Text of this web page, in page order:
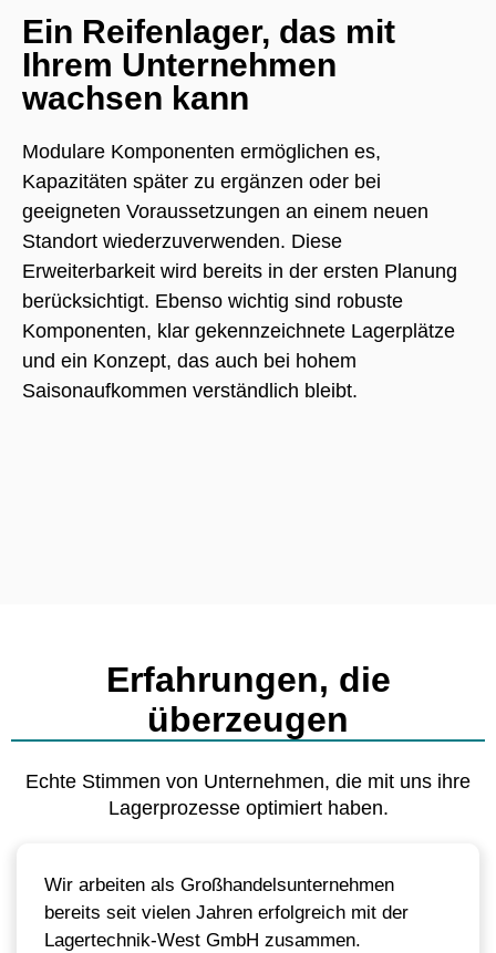
Ein Reifenlager, das mit
Ihrem Unternehmen
wachsen kann
Modulare Komponenten ermöglichen es,
Kapazitäten später zu ergänzen oder bei
geeigneten Voraussetzungen an einem neuen
Standort wiederzuverwenden. Diese
Erweiterbarkeit wird bereits in der ersten Planung
berücksichtigt. Ebenso wichtig sind robuste
Komponenten, klar gekennzeichnete Lagerplätze
und ein Konzept, das auch bei hohem
Saisonaufkommen verständlich bleibt.
Erfahrungen, die
überzeugen
Echte Stimmen von Unternehmen, die mit uns ihre
Lagerprozesse optimiert haben.
Wir arbeiten als Großhandelsunternehmen
bereits seit vielen Jahren erfolgreich mit der
Lagertechnik-West GmbH zusammen.